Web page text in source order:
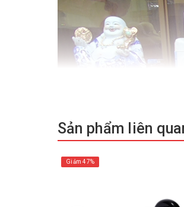
Sản phẩm liên
Giảm 47%